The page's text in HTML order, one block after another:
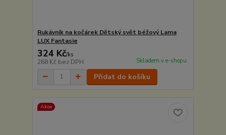
Rukávník na kočárek Dětský svět béžový Lama
LUX Fantasie
324 Kč/ks
268 Kč bez DPH Skladem v e-shopu
Přidat do košíku
Akce